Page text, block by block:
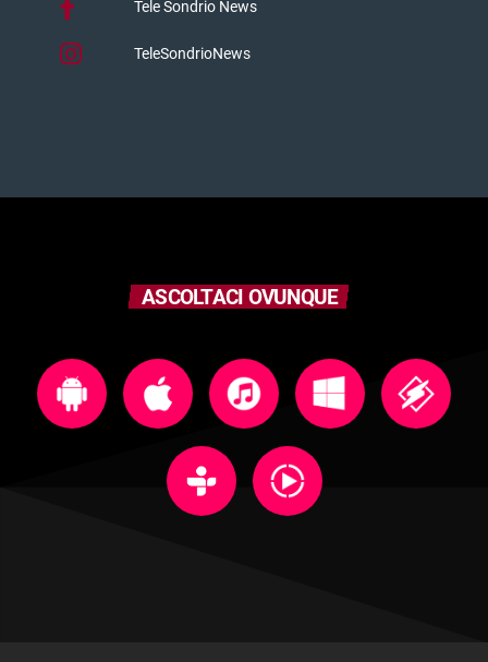
Tele Sondrio News
TeleSondrioNews
ASCOLTACI OVUNQUE